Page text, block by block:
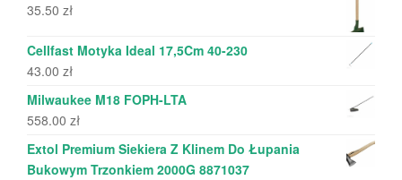
35.50 zł
Cellfast Motyka Ideal 17,5Cm 40-230
43.00 zł
Milwaukee M18 FOPH-LTA
558.00 zł
Extol Premium Siekiera Z Klinem Do Łupania
Bukowym Trzonkiem 2000G 8871037